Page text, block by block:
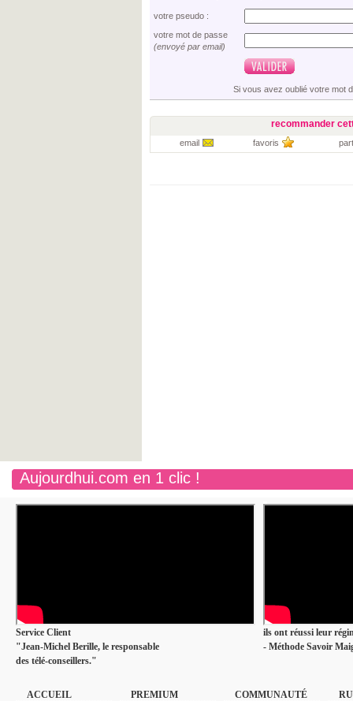
votre pseudo :
votre mot de passe
(envoyé par email)
Si vous avez oublié votre mot
recommander
email favoris
Aujourdhui.com en 1 clic !
Service Client
"Jean-Michel Berille, le responsable
des télé-conseillers."
ils ont réussi leur
- Méthode Savoir
ACCUEIL PREMIUM COMMUNAUTÉ